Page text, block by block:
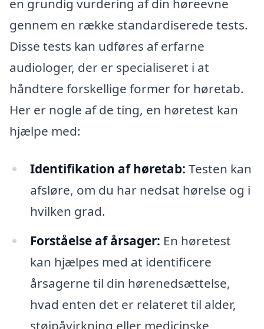
en grundig vurdering af din høreevne
gennem en række standardiserede tests.
Disse tests kan udføres af erfarne
audiologer, der er specialiseret i at
håndtere forskellige former for høretab.
Her er nogle af de ting, en høretest kan
hjælpe med:
Identifikation af høretab: Testen kan
afsløre, om du har nedsat hørelse og i
hvilken grad.
Forståelse af årsager: En høretest
kan hjælpes med at identificere
årsagerne til din hørenedsættelse,
hvad enten det er relateret til alder,
støjpåvirkning eller medicinske